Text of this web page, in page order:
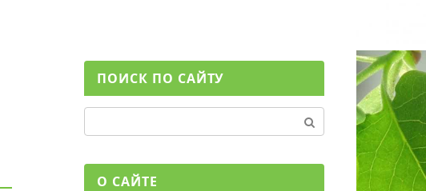
ПОИСК ПО САЙТУ
О САЙТЕ